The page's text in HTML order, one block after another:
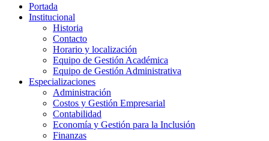
Portada
Institucional
Historia
Contacto
Horario y localización
Equipo de Gestión Académica
Equipo de Gestión Administrativa
Especializaciones
Administración
Costos y Gestión Empresarial
Contabilidad
Economía y Gestión para la Inclusión
Finanzas